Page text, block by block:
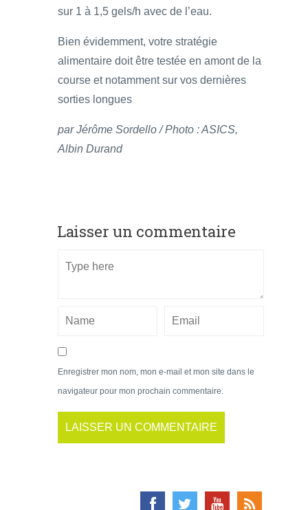
sur 1 à 1,5 gels/h avec de l’eau.
Bien évidemment, votre stratégie
alimentaire doit être testée en amont de la
course et notamment sur vos dernières
sorties longues
par Jérôme Sordello / Photo : ASICS,
Albin Durand
Laisser un commentaire
Enregistrer mon nom, mon e-mail et mon site dans le
navigateur pour mon prochain commentaire.